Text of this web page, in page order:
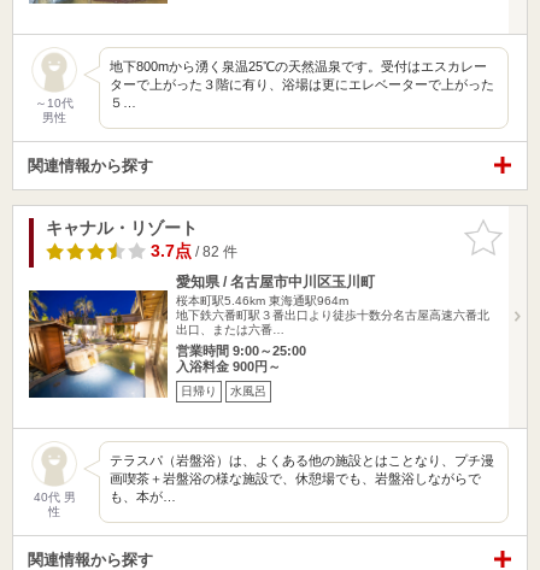
～10代
男性
地下800mから湧く泉温25℃の天然温泉です。受付はエスカレー
ターで上がった３階に有り、浴場は更にエレベーターで上がった
５…
関連情報から探す
お気に入
りに追加
キャナル・リゾート
3.7点/ 82 件
愛知県 / 名古屋市中川区玉川町
桜本町駅5.46km 東海通駅964m
地下鉄六番町駅３番出口より徒歩十数分名古屋高速六番北
出口、または六番…
営業時間 9:00～25:00
入浴料金 900円～
日帰り 水風呂
40代 男
性
テラスパ（岩盤浴）は、よくある他の施設とはことなり、プチ漫
画喫茶＋岩盤浴の様な施設で、休憩場でも、岩盤浴しながらで
も、本が…
関連情報から探す